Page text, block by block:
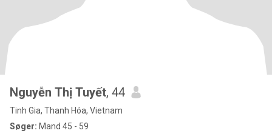
Nguyễn Thị Tuyết, 44
Tinh Gia, Thanh Hóa, Vietnam
Søger: Mand 45 - 59